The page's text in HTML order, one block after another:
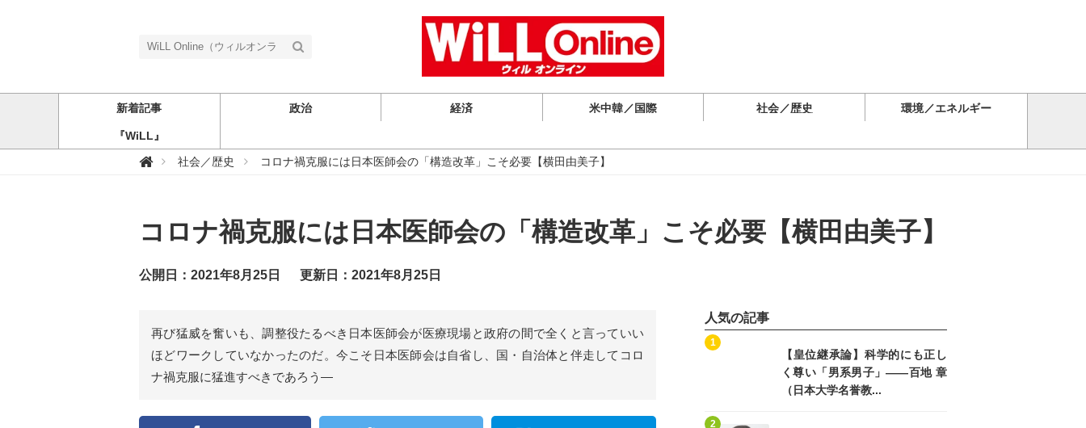
新着記事 政治 経済 米中韓／国際 社会／歴史 環境／エネルギー
『WiLL』
W
l
i
（
ウ
ン
ラ
イ
ン
）
社会／歴史 コロナ禍克服には日本医師会の「構造改革」こそ必要【横田由美子】
コロナ禍克服には日本医師会の「構造改革」こそ必要【横田由美子】
公開日：2021年8月25日 更新日：2021年8月25日
再び猛威を奮いも、調整役たるべき日本医師会が医療現場と政府の間で全くと言っていい
ほどワークしていなかったのだ。今こそ日本医師会は自省し、国・自治体と伴走してコロ
ナ禍克服に猛進すべきであろう―
人気の記事
【皇位継承論】科学的にも正し
く尊い「男系男子」――百地 章
（日本大学名誉教...
1
2
記事を読む